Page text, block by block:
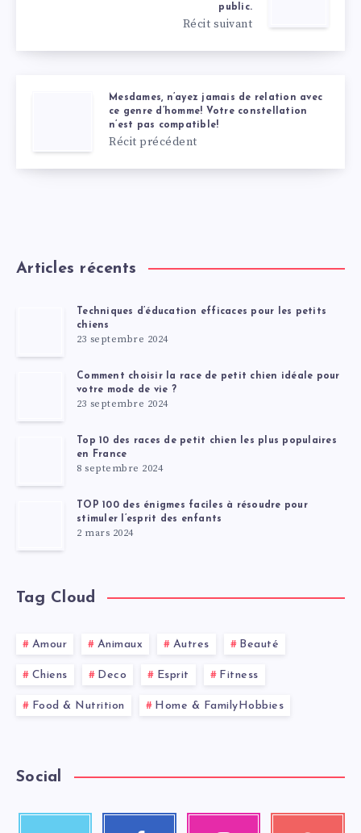
public.
Récit suivant
Mesdames, n’ayez jamais de relation avec
ce genre d’homme! Votre constellation
n’est pas compatible!
Récit précédent
Articles récents
Techniques d’éducation efficaces pour les petits
chiens
23 septembre 2024
Comment choisir la race de petit chien idéale pour
votre mode de vie ?
23 septembre 2024
Top 10 des races de petit chien les plus populaires
en France
8 septembre 2024
TOP 100 des énigmes faciles à résoudre pour
stimuler l’esprit des enfants
2 mars 2024
Tag Cloud
Amour Animaux Autres Beauté
Chiens Deco Esprit Fitness
Food & Nutrition Home & FamilyHobbies
Social